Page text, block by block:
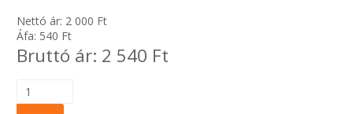
TÖMLŐBILINCS
LEÉRTÉKELT-MARADÉK ANYAGOK
Nettó ár: 2 000 Ft
Áfa: 540 Ft
Bruttó ár: 2 540 Ft